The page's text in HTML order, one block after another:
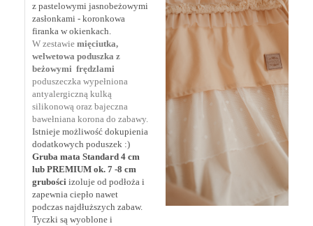
z pastelowymi jasnobeżowymi
zasłonkami - koronkowa
firanka w okienkach.
W zestawie mięciutka,
welwetowa poduszka z
beżowymi frędzlami
poduszeczka wypełniona
antyalergiczną kulką
silikonową oraz bajeczna
bawełniana korona do zabawy.
Istnieje możliwość dokupienia
dodatkowych poduszek :)
Gruba mata Standard 4 cm
lub PREMIUM ok. 7 -8 cm
grubości izoluje od podłoża i
zapewnia ciepło nawet
podczas najdłuższych zabaw.
Tyczki są wyoblone i